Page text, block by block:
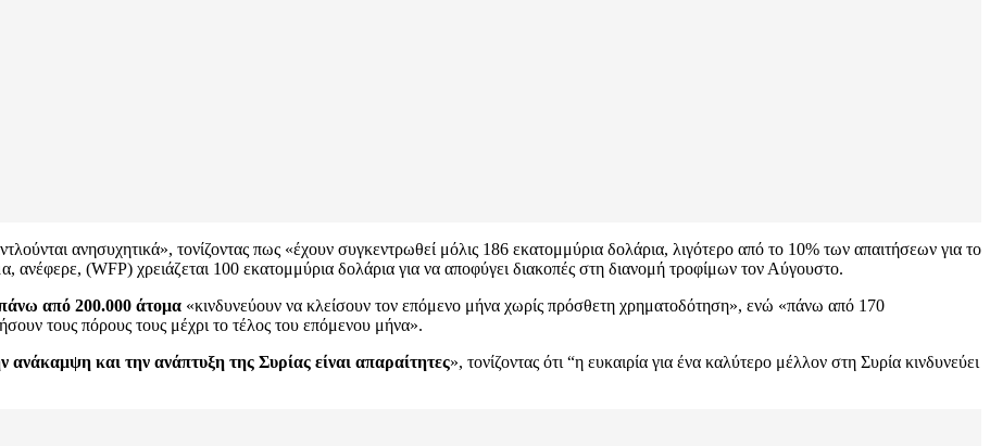
ανησυχητικά», τονίζοντας πως «έχουν συγκεντρωθεί μόλις 186 εκατομμύρια δολάρια, λιγότερο από το 10% των απαιτήσεων για το
(WFP) χρειάζεται 100 εκατομμύρια δολάρια για να αποφύγει διακοπές στη διανομή τροφίμων τον Αύγουστο.
από 200.000 άτομα «κινδυνεύουν να κλείσουν τον επόμενο μήνα χωρίς πρόσθετη χρηματοδότηση», ενώ «πάνω από 170
τους πόρους τους μέχρι το τέλος του επόμενου μήνα».
ανάκαμψη και την ανάπτυξη της Συρίας είναι απαραίτητες», τονίζοντας ότι “η ευκαιρία για ένα καλύτερο μέλλον στη Συρία κινδυνεύει